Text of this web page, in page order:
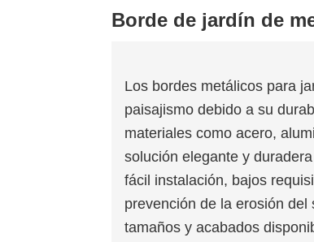
líder en la industria de productosBorde de jardín de
Los bordes metálicos para
paisajismo debido a su
materiales como acero,
solución elegante y
fácil instalación, bajos
prevención de la erosión
tamaños y acabados